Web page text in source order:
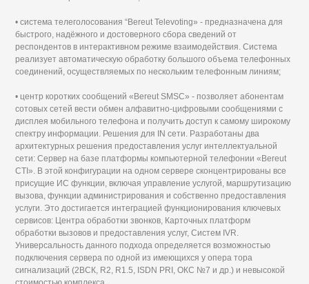
• система телеголосования “Bereut Televoting» - предназначена для
быстрого, надёжного и достоверного сбора сведений от
респондентов в интерактивном режиме взаимодействия. Система
реализует автоматическую обработку большого объема телефонных
соединений, осуществляемых по нескольким телефонным линиям;
• центр коротких сообщений «Bereut SMSC» - позволяет абонентам
сотовых сетей вести обмен алфавитно-цифровыми сообщениями с
дисплея мобильного телефона и получить доступ к самому широкому
спектру информации. Решения для IN сети. Разработаны два
архитектурных решения предоставления услуг интеллектуальной
сети: Сервер на базе платформы компьютерной телефонии «Bereut
CTI». В этой конфигурации на одном сервере сконцентрированы все
присущие ИС функции, включая управление услугой, маршрутизацию
вызова, функции администрирования и собственно предоставления
услуги. Это достигается интеграцией функционирования ключевых
сервисов: Центра обработки звонков, Карточных платформ
обработки вызовов и предоставления услуг, Систем IVR.
Универсальность данного подхода определяется возможностью
подключения сервера по одной из имеющихся у опера тора
сигнализаций (2ВСК, R2, R1.5, ISDN PRI, ОКС №7 и др.) и невысокой